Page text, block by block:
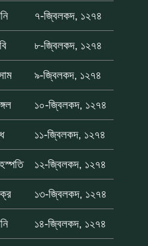
৭-জ্বিলকদ, ১২৭৪
৮-জ্বিলকদ, ১২৭৪
৯-জ্বিলকদ, ১২৭৪
১০-জ্বিলকদ, ১২৭৪
১১-জ্বিলকদ, ১২৭৪
১২-জ্বিলকদ, ১২৭৪
১৩-জ্বিলকদ, ১২৭৪
১৪-জ্বিলকদ, ১২৭৪